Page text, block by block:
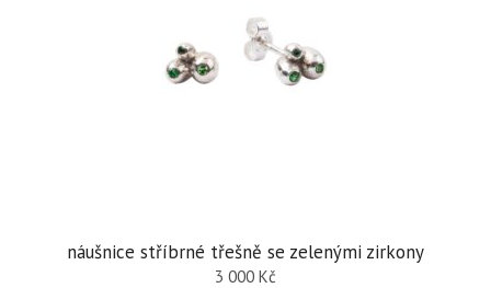
náušnice stříbrné třešně se zelenými zirkony
3 000 Kč